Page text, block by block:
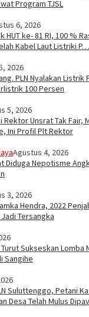
Program TJSL
6, 2026
HUT ke- 81 RI, 100 %
Kabel Laut Listriki P…
2026
PLN Nyalakan Listrik
100 Persen
5, 2026
Rektor Unsrat Tak
Ini Profil Plt Rektor
Agustus 4, 2026
Diduga Nepotisme
3, 2026
Hendra, 2022
Tersangka
Turut Sukseskan
Sangihe
Suluttenggo, Petani
Desa Telah Mulus